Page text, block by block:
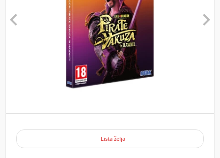
 
Lista želja